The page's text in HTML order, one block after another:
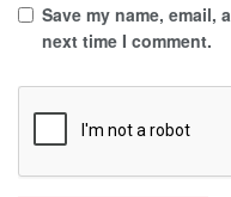
Save my name,
next time I comment.